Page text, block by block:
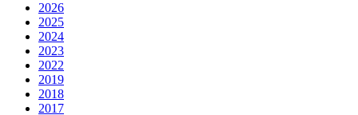
2026
2025
2024
2023
2022
2019
2018
2017